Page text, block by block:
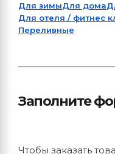
Для зимыДля дома
Для отеля / фитнес
Переливные
Заполните
Чтобы заказать